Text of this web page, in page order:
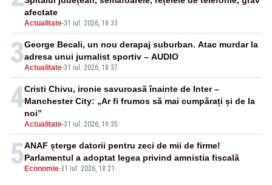
Actualitate-31 iul. 2026, 18:33
afectate
3Actualitate-31 iul. 2026, 18:37
George Becali, un nou derapaj suburban. Atac murdar la
adresa unui jurnalist sportiv – AUDIO
4
Actualitate-31 iul. 2026, 19:35
Cristi Chivu, ironie savuroasă înainte de Inter –
Manchester City: „Ar fi frumos să mai cumpărați și de la
noi”
5 Economie-31 iul. 2026, 18:21
ANAF șterge datorii pentru zeci de mii de firme!
Parlamentul a adoptat legea privind amnistia fiscală